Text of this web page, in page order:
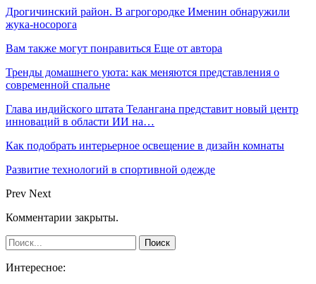
Дрогичинский район. В агрогородке Именин обнаружили
жука-носорога
Вам также могут понравиться Еще от автора
Тренды домашнего уюта: как меняются представления о
современной спальне
Глава индийского штата Телангана представит новый центр
инноваций в области ИИ на…
Как подобрать интерьерное освещение в дизайн комнаты
Развитие технологий в спортивной одежде
Prev Next
Комментарии закрыты.
Интересное: